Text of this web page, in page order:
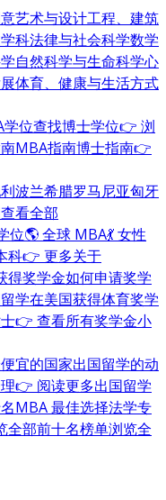
艺术与设计工程、建筑
科法律与社会科学数学
自然科学与生命科学心
体育、健康与生活方式
位查找博士学位👉 浏
MBA指南博士指南👉
波兰希腊罗马尼亚匈牙
查看全部
位🌎 全球 MBA💃 女性
科👉 更多关于
得奖学金如何申请奖学
学在美国获得体育奖学
👉 查看所有奖学金小
宜的国家出国留学的动
👉 阅读更多出国留学
MBA 最佳选择法学专
全部前十名榜单浏览全